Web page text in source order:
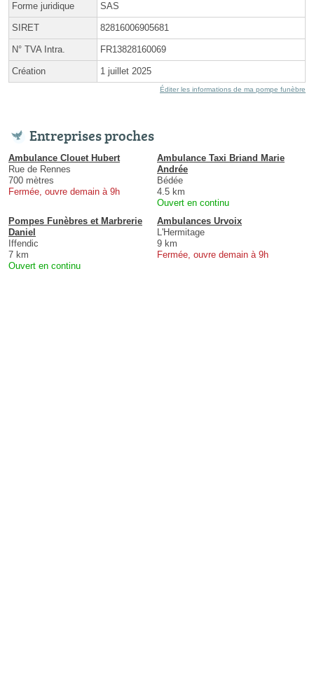
Forme juridique SAS
SIRET 82816006905681
N° TVA Intra. FR13828160069
Création 1 juillet 2025
Éditer les informations de ma pompe funèbre
Entreprises proches
Ambulance Clouet Hubert
Rue de Rennes
700 mètres
Fermée, ouvre demain à 9h
Ambulance Taxi Briand Marie
Andrée
Bédée
4.5 km
Ouvert en continu
Pompes Funèbres et Marbrerie
Daniel
Iffendic
7 km
Ouvert en continu
Ambulances Urvoix
L'Hermitage
9 km
Fermée, ouvre demain à 9h